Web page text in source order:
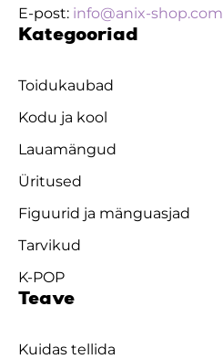
E-post: info@anix-shop.com
Kategooriad
Toidukaubad
Kodu ja kool
Lauamängud
Üritused
Figuurid ja mänguasjad
Tarvikud
K-POP
Teave
Kuidas tellida